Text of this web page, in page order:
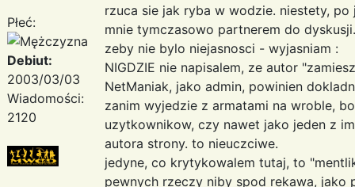
Płeć:
Debiut:
2003/03/03
Wiadomości:
2120
rzuca sie jak ryba w wodzie. niestety,
mnie tymczasowo partnerem do
zeby nie bylo niejasnosci - wyjasniam :
NIGDZIE nie napisalem, ze autor
NetManiak, jako admin, powinien
zanim wyjedzie z armatami na wroble,
uzytkownikow, czy nawet jako jeden z
autora strony. to nieuczciwe.
jedyne, co krytykowalem tutaj, to
pewnych rzeczy niby spod rekawa, jako